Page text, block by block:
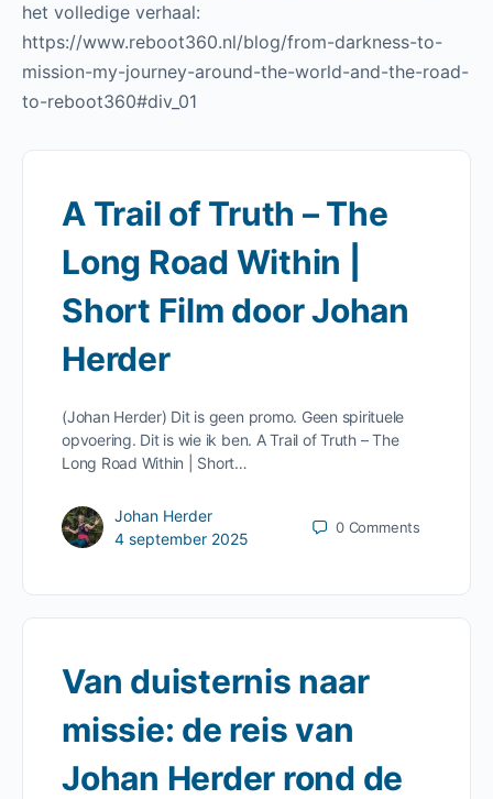
het volledige verhaal:
https://www.reboot360.nl/blog/from-darkness-to-
mission-my-journey-around-the-world-and-the-road-
to-reboot360#div_01
A Trail of Truth – The
Long Road Within |
Short Film door Johan
Herder
(Johan Herder) Dit is geen promo. Geen spirituele
opvoering. Dit is wie ik ben. A Trail of Truth – The
Long Road Within | Short…
Johan Herder
4 september 2025
0 Comments
Van duisternis naar
missie: de reis van
Johan Herder rond de